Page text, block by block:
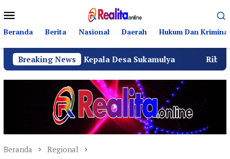
ke
kontenMobile
Beranda Berita Nasional Daerah Hukum Dan Kriminal
Breaking News
Kepala Desa Sukamulya Ribuan Warga
Beranda Regional